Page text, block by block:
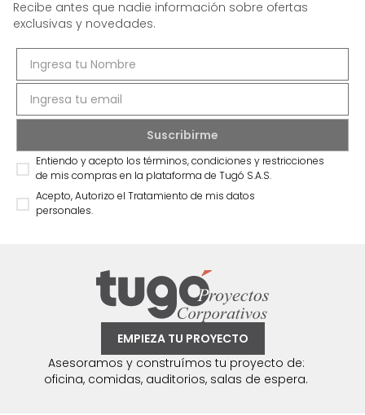
Recibe antes que nadie información sobre ofertas
exclusivas y novedades.
Entiendo y acepto los términos, condiciones y restricciones
de mis compras en la plataforma de Tugó S.A.S.
Acepto, Autorizo el Tratamiento de mis datos
personales.
EMPIEZA TU PROYECTO
Asesoramos y construímos tu proyecto de:
oficina, comidas, auditorios, salas de espera.